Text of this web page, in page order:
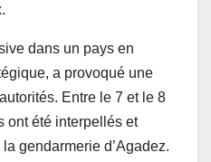
dans un pays en
a provoqué une
Entre le 7 et le 8
ont été interpellés et
gendarmerie d’Agadez.